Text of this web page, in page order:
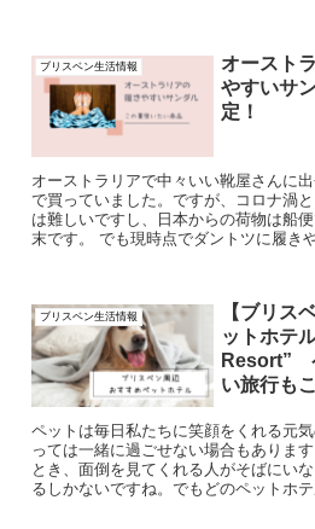
ブリスベン生活情報
オースト
やすいサ
定！
オーストラリアで中々いい靴屋さんに
で買っていました。ですが、コロナ渦
は難しいですし、日本からの荷物は船
末です。 でも現時点でダントツに履き
ブリスベン生活情報
【ブリス
ットホテ
Resort”
い旅行も
ペットは毎日私たちに笑顔をくれる元
っては一緒に過ごせない場合もありま
とき、面倒を見てくれる人がそばにい
るしかないですね。でもどのペットホ